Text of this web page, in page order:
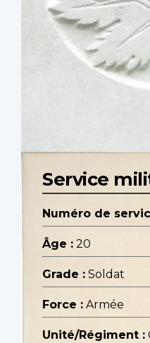
Service
Numéro de
Âge : 20
Grade : Soldat
Force : Armée
Unité/Régiment :